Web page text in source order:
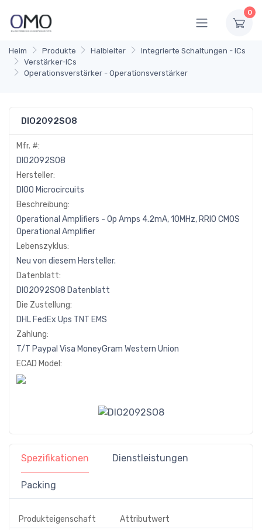
0
Heim Produkte Halbleiter
Integrierte Schaltungen - ICs
Verstärker-ICs
Operationsverstärker - Operationsverstärker
DIO2092SO8
Mfr. #:
DIO2092SO8
Hersteller:
DIOO Microcircuits
Beschreibung:
Operational Amplifiers - Op Amps 4.2mA, 10MHz, RRIO CMOS
Operational Amplifier
Lebenszyklus:
Neu von diesem Hersteller.
Datenblatt:
DIO2092SO8 Datenblatt
Die Zustellung:
DHL FedEx Ups TNT EMS
Zahlung:
T/T Paypal Visa MoneyGram Western Union
ECAD Model:
Spezifikationen Dienstleistungen
Packing
Produkteigenschaft
Attributwert